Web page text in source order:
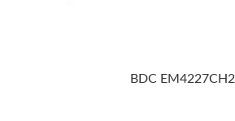
BDC EM4227CH2